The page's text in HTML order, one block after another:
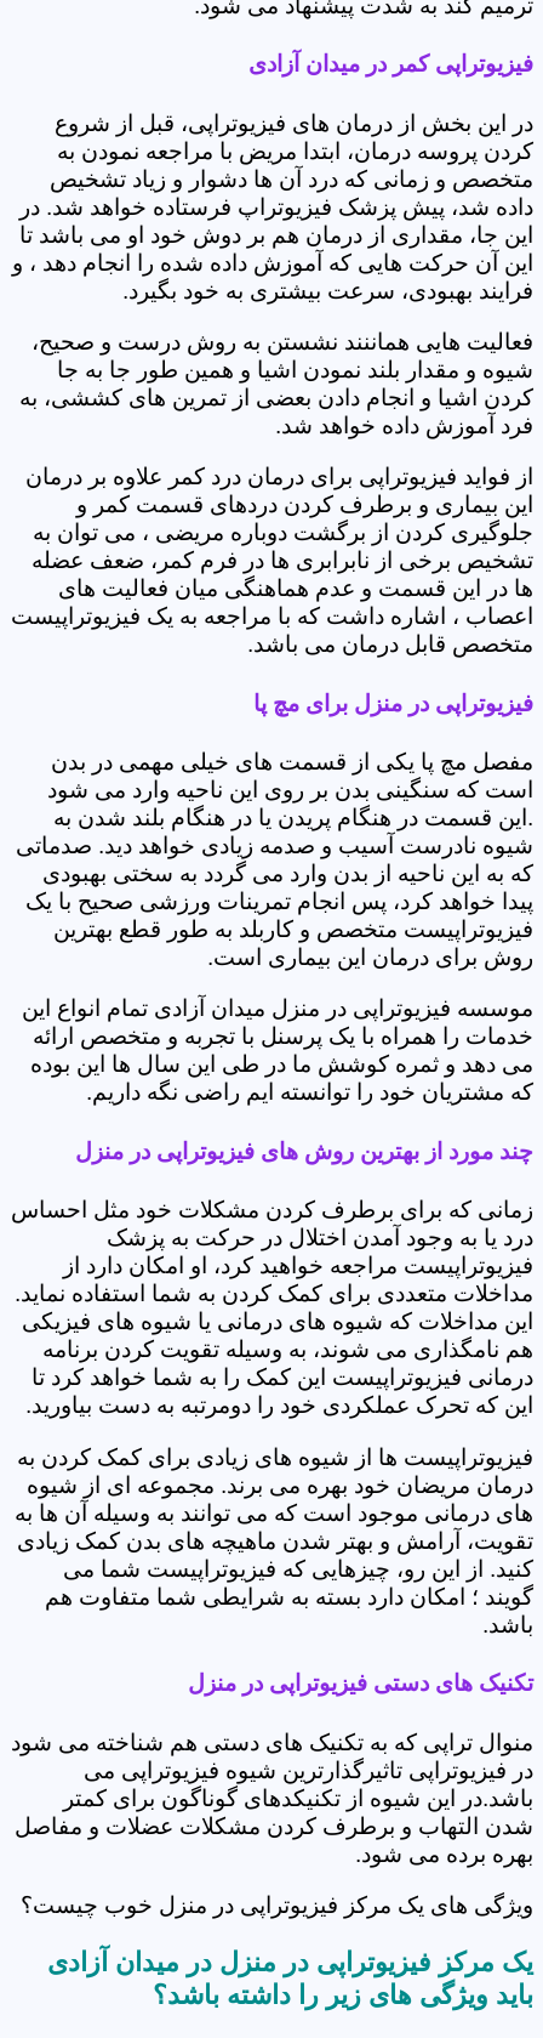
ترمیم کند به شدت پیشنهاد می شود.
فیزیوتراپی کمر در میدان آزادی
در این بخش از درمان های فیزیوتراپی، قبل از شروع
کردن پروسه درمان، ابتدا مریض با مراجعه نمودن به
متخصص و زمانی که درد آن ها دشوار و زیاد تشخیص
داده شد، پیش پزشک فیزیوتراپ فرستاده خواهد شد. در
این جا، مقداری از درمان هم بر دوش خود او می باشد تا
این آن حرکت هایی که آموزش داده شده را انجام دهد ، و
فرایند بهبودی، سرعت بیشتری به خود بگیرد.
فعالیت هایی هماننند نشستن به روش درست و صحیح،
شیوه و مقدار بلند نمودن اشیا و همین طور جا به جا
کردن اشیا و انجام دادن بعضی از تمرین های کششی، به
فرد آموزش داده خواهد شد.
از فواید فیزیوتراپی برای درمان درد کمر علاوه بر درمان
این بیماری و برطرف کردن دردهای قسمت کمر و
جلوگیری کردن از برگشت دوباره مریضی ، می توان به
تشخیص برخی از نابرابری ها در فرم کمر، ضعف عضله
ها در این قسمت و عدم هماهنگی میان فعالیت های
اعصاب ، اشاره داشت که با مراجعه به یک فیزیوتراپیست
متخصص قابل درمان می باشد.
فیزیوتراپی در منزل برای مچ پا
مفصل مچ پا یکی از قسمت های خیلی مهمی در بدن
است که سنگینی بدن بر روی این ناحیه وارد می شود
.این قسمت در هنگام پریدن یا در هنگام بلند شدن به
شیوه نادرست آسیب و صدمه زیادی خواهد دید. صدماتی
که به این ناحیه از بدن وارد می گردد به سختی بهبودی
پیدا خواهد کرد، پس انجام تمرینات ورزشی صحیح با یک
فیزیوتراپیست متخصص و کاربلد به طور قطع بهترین
روش برای درمان این بیماری است.
موسسه فیزیوتراپی در منزل میدان آزادی تمام انواع این
خدمات را همراه با یک پرسنل با تجربه و متخصص ارائه
می دهد و ثمره کوشش ما در طی این سال ها این بوده
که مشتریان خود را توانسته ایم راضی نگه داریم.
چند مورد از بهترین روش های فیزیوتراپی در منزل
زمانی که برای برطرف کردن مشکلات خود مثل احساس
درد یا به وجود آمدن اختلال در حرکت به پزشک
فیزیوتراپیست مراجعه خواهید کرد، او امکان دارد از
مداخلات متعددی برای کمک کردن به شما استفاده نماید.
این مداخلات که شیوه های درمانی یا شیوه های فیزیکی
هم نامگذاری می شوند، به وسیله تقویت کردن برنامه
درمانی فیزیوتراپیست این کمک را به شما خواهد کرد تا
این که تحرک عملکردی خود را دومرتبه به دست بیاورید.
فیزیوتراپیست ها از شیوه های زیادی برای کمک کردن به
درمان مریضان خود بهره می برند. مجموعه ای از شیوه
های درمانی موجود است که می توانند به وسیله آن ها به
تقویت، آرامش و بهتر شدن ماهیچه های بدن کمک زیادی
کنید. از این رو، چیزهایی که فیزیوتراپیست شما می
گویند ؛ امکان دارد بسته به شرایطی شما متفاوت هم
باشد.
تکنیک های دستی فیزیوتراپی در منزل
منوال تراپی که به تکنیک های دستی هم شناخته می شود
در فیزیوتراپی تاثیرگذارترین شیوه فیزیوتراپی می
باشد.در این شیوه از تکنیکدهای گوناگون برای کمتر
شدن التهاب و برطرف کردن مشکلات عضلات و مفاصل
بهره برده می شود.
ویژگی های یک مرکز فیزیوتراپی در منزل خوب چیست؟
یک مرکز فیزیوتراپی در منزل در میدان آزادی
باید ویژگی های زیر را داشته باشد؟